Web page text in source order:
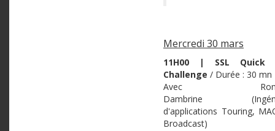
Mercredi 30 mars
11H00 | SSL Quick
Challenge / Durée : 30 mn
Avec
Dambrine
d'applications Touring,
Broadcast)